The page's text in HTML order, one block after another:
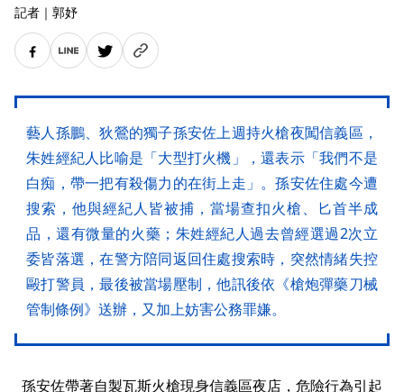
記者 ｜ 郭妤
藝人孫鵬、狄鶯的獨子孫安佐上週持火槍夜闖信義區，
朱姓經紀人比喻是「大型打火機」，還表示「我們不是
白痴，帶一把有殺傷力的在街上走」。孫安佐住處今遭
搜索，他與經紀人皆被捕，當場查扣火槍、匕首半成
品，還有微量的火藥；朱姓經紀人過去曾經選過2次立
委皆落選，在警方陪同返回住處搜索時，突然情緒失控
毆打警員，最後被當場壓制，他訊後依《槍炮彈藥刀械
管制條例》送辦，又加上妨害公務罪嫌。
孫安佐帶著自製瓦斯火槍現身信義區夜店，危險行為引起